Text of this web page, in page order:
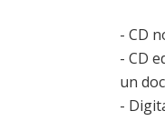
- CD
- CD
un
-